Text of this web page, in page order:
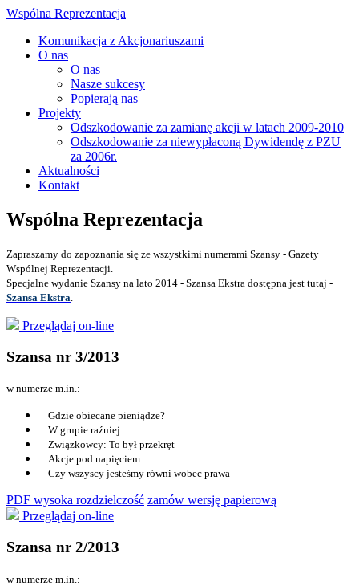
Wspólna Reprezentacja
Komunikacja z Akcjonariuszami
O nas
O nas
Nasze sukcesy
Popierają nas
Projekty
Odszkodowanie za zamianę akcji w latach 2009-2010
Odszkodowanie za niewypłaconą Dywidendę z PZU
za 2006r.
Aktualności
Kontakt
Wspólna Reprezentacja
Zapraszamy do zapoznania się ze wszystkimi numerami Szansy - Gazety
Wspólnej Reprezentacji.
Specjalne wydanie Szansy na lato 2014 - Szansa Ekstra dostępna jest tutaj -
Szansa Ekstra
Przeglądaj on-line
Szansa nr 3/2013
w numerze m.in.:
Gdzie obiecane pieniądze?
W grupie raźniej
Związkowcy: To był przekręt
Akcje pod napięciem
Czy wszyscy jesteśmy równi wobec prawa
PDF wysoka rozdzielczość zamów wersję papierową
Przeglądaj on-line
Szansa nr 2/2013
w numerze m.in.: